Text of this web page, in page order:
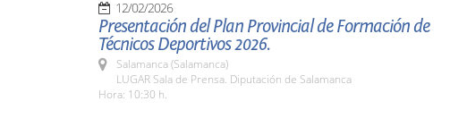
12/02/2026
Presentación del Plan Provincial de Formación de
Técnicos Deportivos 2026.
Salamanca (Salamanca)
LUGAR Sala de Prensa. Diputación de Salamanca
Hora: 10:30 h.